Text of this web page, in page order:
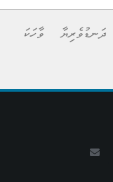
ދަނޑުވެރިޔާ ވާހަކަ